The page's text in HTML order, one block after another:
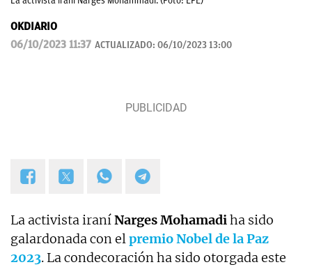
OKDIARIO
06/10/2023 11:37 ACTUALIZADO: 06/10/2023 13:00
La activista iraníNarges Mohamadiha sido
galardonada con elpremio Nobel de la Paz
2023. La condecoración ha sido otorgada este